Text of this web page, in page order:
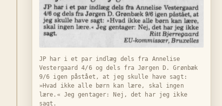
JP har i et par indlæg dels fra Annelise
Vestergaard 4/6 og dels fra Jørgen D. Grønbæk
9/6 igen påstået, at jeg skulle have sagt:
»Hvad ikke alle børn kan lære, skal ingen
lære.« Jeg gentager: Nej, det har jeg ikke
sagt.